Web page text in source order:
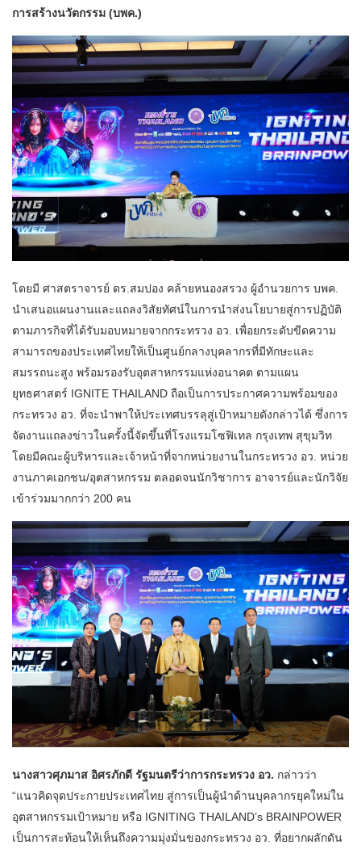
การสร้างนวัตกรรม (บพค.)
โดยมี ศาสตราจารย์ ดร.สมปอง คล้ายหนองสรวง ผู้อำนวยการ บพค.
นำเสนอแผนงานและแถลงวิสัยทัศน์ในการนำส่งนโยบายสู่การปฏิบัติ
ตามภารกิจที่ได้รับมอบหมายจากกระทรวง อว. เพื่อยกระดับขีดความ
สามารถของประเทศไทยให้เป็นศูนย์กลางบุคลากรที่มีทักษะและ
สมรรถนะสูง พร้อมรองรับอุตสาหกรรมแห่งอนาคต ตามแผน
ยุทธศาสตร์ IGNITE THAILAND ถือเป็นการประกาศความพร้อมของ
กระทรวง อว. ที่จะนำพาให้ประเทศบรรลุสู่เป้าหมายดังกล่าวได้ ซึ่งการ
จัดงานแถลงข่าวในครั้งนี้จัดขึ้นที่โรงแรมโซฟิเทล กรุงเทพ สุขุมวิท
โดยมีคณะผู้บริหารและเจ้าหน้าที่จากหน่วยงานในกระทรวง อว. หน่วย
งานภาคเอกชน/อุตสาหกรรม ตลอดจนนักวิชาการ อาจารย์และนักวิจัย
เข้าร่วมมากกว่า 200 คน
นางสาวศุภมาส อิศรภักดี รัฐมนตรีว่าการกระทรวง อว. กล่าวว่า
“แนวคิดจุดประกายประเทศไทย สู่การเป็นผู้นำด้านบุคลากรยุคใหม่ใน
อุตสาหกรรมเป้าหมาย หรือ IGNITING THAILAND’s BRAINPOWER
เป็นการสะท้อนให้เห็นถึงความมุ่งมั่นของกระทรวง อว. ที่อยากผลักดัน